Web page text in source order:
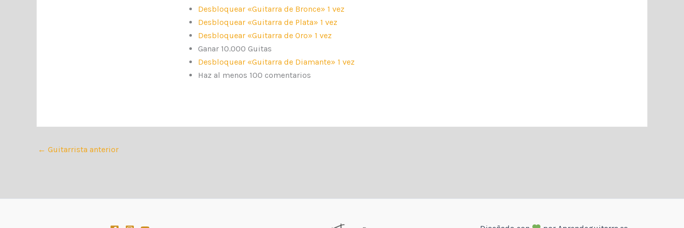
Desbloquear «Guitarra de Bronce» 1 vez
Desbloquear «Guitarra de Plata» 1 vez
Desbloquear «Guitarra de Oro» 1 vez
Ganar 10.000 Guitas
Desbloquear «Guitarra de Diamante» 1 vez
Haz al menos 100 comentarios
← Guitarrista anterior